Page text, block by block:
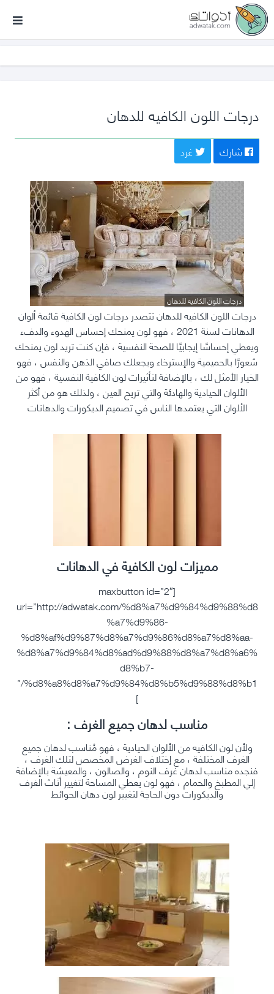
درجات اللون الكافيه للدهان
شارك غرد
درجات اللون الكافيه للدهان
درجات اللون الكافيه للدهان تتصدر درجات لون الكافية قائمة ألوان
الدهانات لسنة 2021 ، فهو لون يمنحك إحساس الهدوء والدفء
ويعطي إحساسًا إيجابيًا للصحة النفسية ، فإن كنت تريد لون يمنحك
شعورًا بالحميمية والإسترخاء ويجعلك صافي الذهن والنفس ، فهو
الخيار الأمثل لك ، بالإضافة لتأثيرات لون الكافية النفسية ، فهو من
الألوان الحيادية والهادئة والتي تريح العين ، ولذلك هو من أكثر
الألوان التي يعتمدها الناس في تصميم الديكورات والدهانات
مميزات لون الكافية في الدهانات
[maxbutton id=”2″
url=”http://adwatak.com/%d8%a7%d9%84%d9%88%d8
%a7%d9%86-
%d8%af%d9%87%d8%a7%d9%86%d8%a7%d8%aa-
%d8%a7%d9%84%d8%ad%d9%88%d8%a7%d8%a6%
d8%b7-
%d8%a8%d8%a7%d9%84%d8%b5%d9%88%d8%b1/”
]
مناسب لدهان جميع الغرف :
ولأن لون الكافيه من الألوان الحيادية ، فهو مُناسب لدهان جميع
الغرف المختلفة ، مع إختلاف الغرض المخصص لتلك الغرف ،
فنجده مناسب لدهان غرف النوم ، والصالون ، والمعيشة بالإضافة
إلي المطبخ والحمام ، فهو لون يعطي المساحة لتغيير أثاث الغرف
والديكورات دون الحاجة لتغيير لون دهان الحوائط